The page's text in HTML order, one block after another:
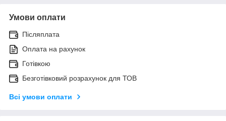
Умови оплати
Післяплата
Оплата на рахунок
Готівкою
Безготівковий розрахунок для ТОВ
Всі умови оплати